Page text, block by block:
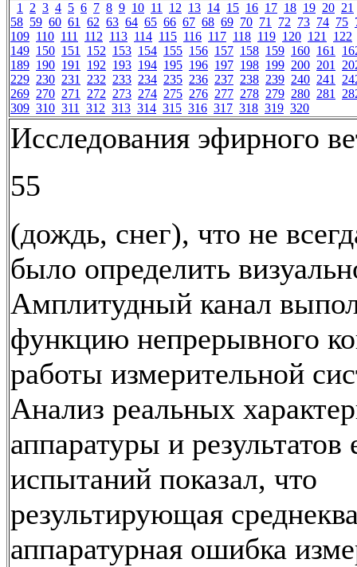
1 2 3 4 5 6 7 8 9 10 11 12 13 14 15 16 17 18 19 20 21
58 59 60 61 62 63 64 65 66 67 68 69 70 71 72 73 74 75
109 110 111 112 113 114 115 116 117 118 119 120 121 122
149 150 151 152 153 154 155 156 157 158 159 160 161
189 190 191 192 193 194 195 196 197 198 199 200 201
229 230 231 232 233 234 235 236 237 238 239 240 241
269 270 271 272 273 274 275 276 277 278 279 280 281
309 310 311 312 313 314 315 316 317 318 319 320
Исследования эфирного
55
(дождь, снег), что не
было определить
Амплитудный канал
функцию непрерывного
работы измерительной
Анализ реальных
аппаратуры и результатов
испытаний показал, что
результирующая
аппаратурная ошибка